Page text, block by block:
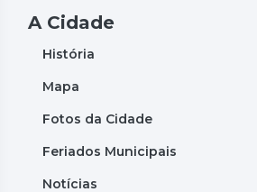
A Cidade
História
Mapa
Fotos da Cidade
Feriados Municipais
Notícias